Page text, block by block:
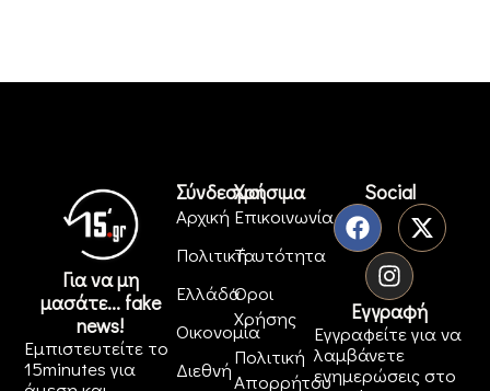
Για να μη
μασάτε... fake
news!
Εμπιστευτείτε το
15minutes για
Σύνδεσμοι
Αρχική
Πολιτική
Ελλάδα
Οικονομία
Διεθνή
Χρήσιμα
Επικοινωνία
Ταυτότητα
Όροι
Χρήσης
Πολιτική
Απορρήτου
Social
Εγγραφή
Εγγραφείτε για να
λαμβάνετε
ενημερώσεις στο